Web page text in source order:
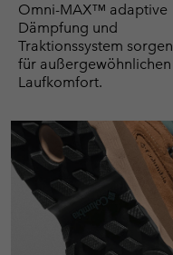
Omni-MAX™ adaptive
Dämpfung und
Traktionssystem sorgen
für außergewöhnlichen
Laufkomfort.